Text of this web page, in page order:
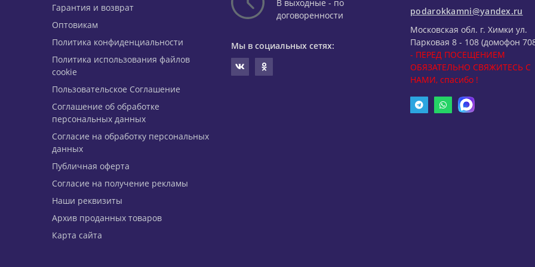
Гарантия и возврат
Оптовикам
Политика конфиденциальности
Политика использования файлов
cookie
Пользовательское Соглашение
Соглашение об обработке
персональных данных
Согласие на обработку персональных
данных
Публичная оферта
Согласие на получение рекламы
Наши реквизиты
Архив проданных товаров
Карта сайта
В выходные - по
договоренности
Мы в социальных сетях:
podarokkamni@yandex.ru
Московская обл. г. Химки ул.
Парковая 8 - 108 (домофон
- ПЕРЕД ПОСЕЩЕНИЕМ
ОБЯЗАТЕЛЬНО СВЯЖИТЕСЬ С
НАМИ, спасибо !